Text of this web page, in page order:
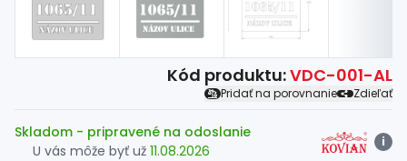
Kód produktu:VDC-001-AL
Pridať na porovnanie Zdieľať
Skladom - pripravené na odoslanie
U vás môže byť už 11.08.2026
i